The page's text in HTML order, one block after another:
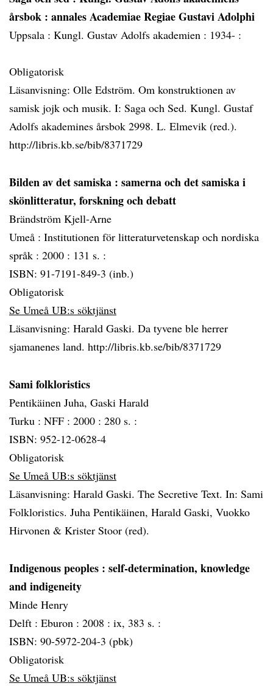
årsbok : annales Academiae Regiae Gustavi Adolphi
Uppsala : Kungl. Gustav Adolfs akademien : 1934- :
Obligatorisk
Läsanvisning: Olle Edström. Om konstruktionen av
samisk jojk och musik. I: Saga och Sed. Kungl. Gustaf
Adolfs akademines årsbok 2998. L. Elmevik (red.).
http://libris.kb.se/bib/8371729
Bilden av det samiska : samerna och det samiska i
skönlitteratur, forskning och debatt
Brändström Kjell-Arne
Umeå : Institutionen för litteraturvetenskap och nordiska
språk : 2000 : 131 s. :
ISBN: 91-7191-849-3 (inb.)
Obligatorisk
Se Umeå UB:s söktjänst
Läsanvisning: Harald Gaski. Da tyvene ble herrer
sjamanenes land. http://libris.kb.se/bib/8371729
Sami folkloristics
Pentikäinen Juha, Gaski Harald
Turku : NFF : 2000 : 280 s. :
ISBN: 952-12-0628-4
Obligatorisk
Se Umeå UB:s söktjänst
Läsanvisning: Harald Gaski. The Secretive Text. In: Sami
Folkloristics. Juha Pentikäinen, Harald Gaski, Vuokko
Hirvonen & Krister Stoor (red).
Indigenous peoples : self-determination, knowledge
and indigeneity
Minde Henry
Delft : Eburon : 2008 : ix, 383 s. :
ISBN: 90-5972-204-3 (pbk)
Obligatorisk
Se Umeå UB:s söktjänst